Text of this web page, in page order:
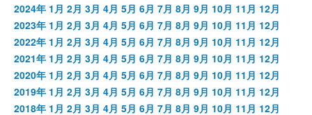
2024年 1月 2月 3月 4月 5月 6月 7月 8月 9月 10月 11月 12月
2023年 1月 2月 3月 4月 5月 6月 7月 8月 9月 10月 11月 12月
2022年 1月 2月 3月 4月 5月 6月 7月 8月 9月 10月 11月 12月
2021年 1月 2月 3月 4月 5月 6月 7月 8月 9月 10月 11月 12月
2020年 1月 2月 3月 4月 5月 6月 7月 8月 9月 10月 11月 12月
2019年 1月 2月 3月 4月 5月 6月 7月 8月 9月 10月 11月 12月
2018年 1月 2月 3月 4月 5月 6月 7月 8月 9月 10月 11月 12月